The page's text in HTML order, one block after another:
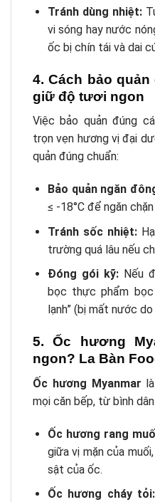
Tránh dùng nhiệt:
vi sóng hay nước
ốc bị chín tái và dai
4. Cách bảo
giữ độ tươi ngon
Việc bảo quản đúng
trọn vẹn hương vị đại
quản đúng chuẩn:
Bảo quản ngăn
≤ -18°C để ngăn
Tránh sốc nhiệt:
trường quá lâu nếu
Đóng gói kỹ: Nếu
bọc thực phẩm
lạnh” (bị mất nước
5. Ốc hương
ngon? La Bàn
Ốc hương Myanmar
mọi căn bếp, từ bình
Ốc hương rang
giữa vị mặn của
sật của ốc.
Ốc hương cháy tỏi: